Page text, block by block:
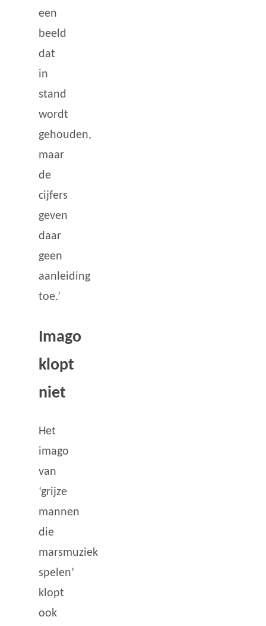
een
beeld
dat
in
stand
wordt
gehouden,
maar
de
cijfers
geven
daar
geen
aanleiding
toe.’
Imago
klopt
niet
Het
imago
van
‘grijze
mannen
die
marsmuziek
spelen’
klopt
ook